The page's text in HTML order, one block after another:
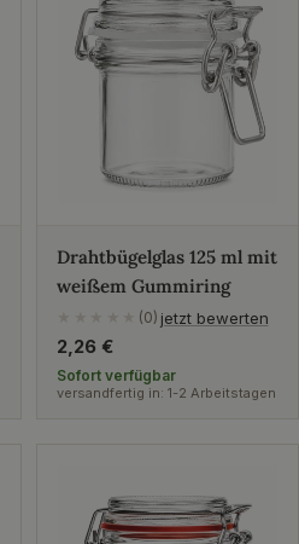
Drahtbügelglas 125 ml mit
weißem Gummiring
(0) jetzt bewerten
Regulärer
Preis
2,26 €
Sofort verfügbar
versandfertig in: 1-2 Arbeitstagen